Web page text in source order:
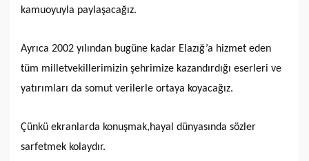
kamuoyuyla paylaşacağız.
Ayrıca 2002 yılından bugüne kadar Elazığ’a hizmet eden
tüm milletvekillerimizin şehrimize kazandırdığı eserleri ve
yatırımları da somut verilerle ortaya koyacağız.
Çünkü ekranlarda konuşmak,hayal dünyasında sözler
sarfetmek kolaydır.